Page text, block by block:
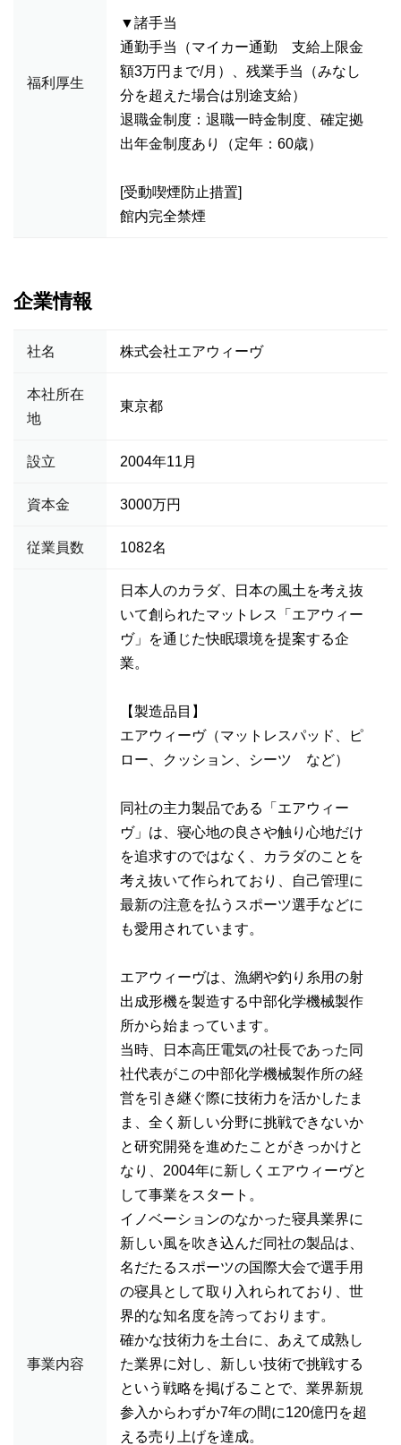
福利厚生
▼諸手当
通勤手当（マイカー通勤 支給上限金
額3万円まで/月）、残業手当（みなし
分を超えた場合は別途支給）
退職金制度：退職一時金制度、確定拠
出年金制度あり（定年：60歳）
[受動喫煙防止措置]
館内完全禁煙
企業情報
社名 株式会社エアウィーヴ
本社所在
地
東京都
設立 2004年11月
資本金 3000万円
従業員数 1082名
事業内容
日本人のカラダ、日本の風土を考え抜
いて創られたマットレス「エアウィー
ヴ」を通じた快眠環境を提案する企
業。
【製造品目】
エアウィーヴ（マットレスパッド、ピ
ロー、クッション、シーツ など）
同社の主力製品である「エアウィー
ヴ」は、寝心地の良さや触り心地だけ
を追求すのではなく、カラダのことを
考え抜いて作られており、自己管理に
最新の注意を払うスポーツ選手などに
も愛用されています。
エアウィーヴは、漁網や釣り糸用の射
出成形機を製造する中部化学機械製作
所から始まっています。
当時、日本高圧電気の社長であった同
社代表がこの中部化学機械製作所の経
営を引き継ぐ際に技術力を活かしたま
ま、全く新しい分野に挑戦できないか
と研究開発を進めたことがきっかけと
なり、2004年に新しくエアウィーヴと
して事業をスタート。
イノベーションのなかった寝具業界に
新しい風を吹き込んだ同社の製品は、
名だたるスポーツの国際大会で選手用
の寝具として取り入れられており、世
界的な知名度を誇っております。
確かな技術力を土台に、あえて成熟し
た業界に対し、新しい技術で挑戦する
という戦略を掲げることで、業界新規
参入からわずか7年の間に120億円を超
える売り上げを達成。